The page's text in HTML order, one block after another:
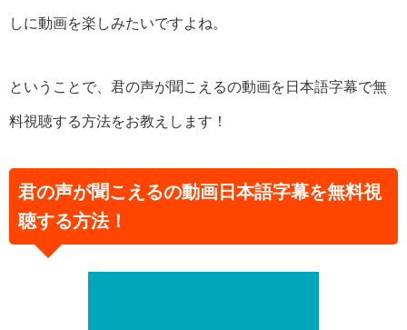
しに動画を楽しみたいですよね。
ということで、君の声が聞こえるの動画を日本語字幕で無
料視聴する方法をお教えします！
君の声が聞こえるの動画日本語字幕を無料視
聴する方法！